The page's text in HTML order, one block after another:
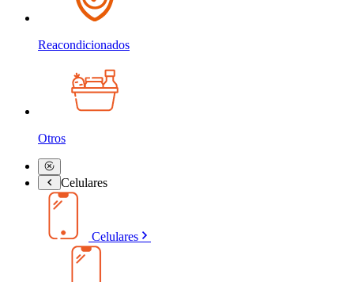
Reacondicionados
Otros
Celulares
Celulares